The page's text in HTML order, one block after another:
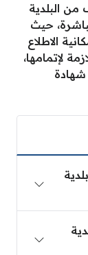
البلدية
حيث
الاطلاع
لإتمامها،
شهادة